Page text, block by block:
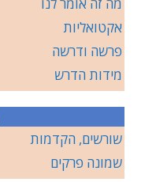
אקטואליות
פרשה ודרשה
מידות הדרש
שורשים, הקדמות
שמונה פרקים